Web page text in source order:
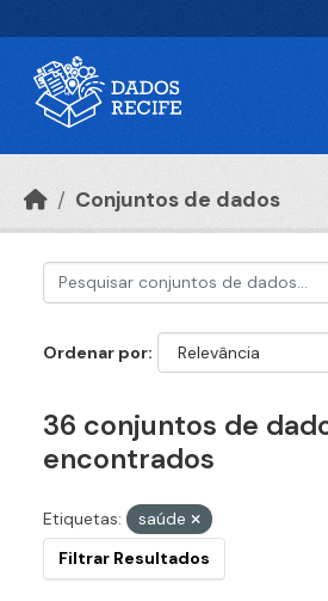
Conjuntos de dados
Ordenar por
36 conjuntos de
encontrados
Etiquetas:
saúde
Filtrar Resultados